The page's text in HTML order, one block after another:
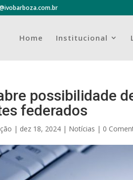
Home Institucional
possibilidade
federados
| dez 18, 2024 | Notícias | 0